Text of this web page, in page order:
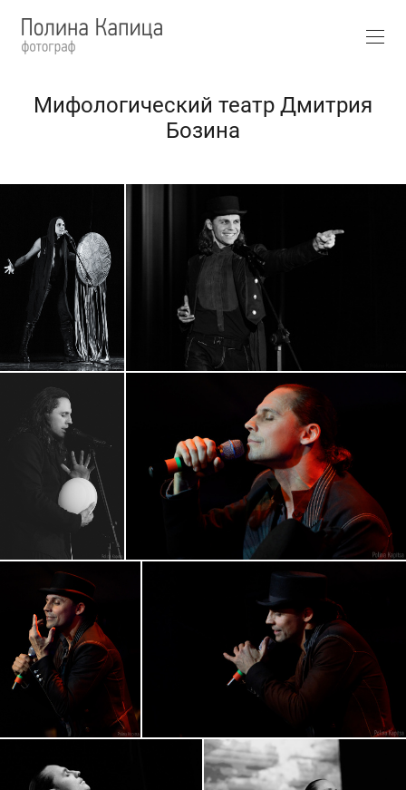
Мифологический театр Дмитрия
Бозина